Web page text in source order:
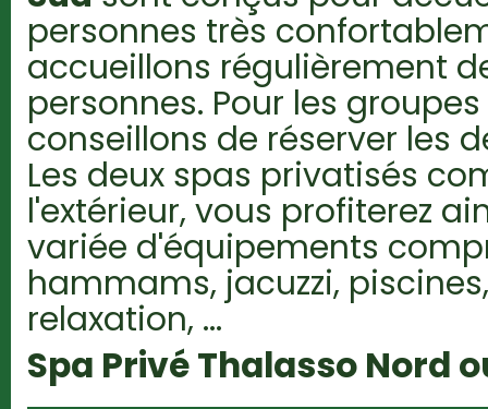
personnes très
accueillons régulièrement
personnes. Pour les
conseillons de réserver les
Les deux spas privatisés
l'extérieur, vous profiterez
variée d'équipements
hammams, jacuzzi,
relaxation, ...
Spa Privé Thalasso Nord